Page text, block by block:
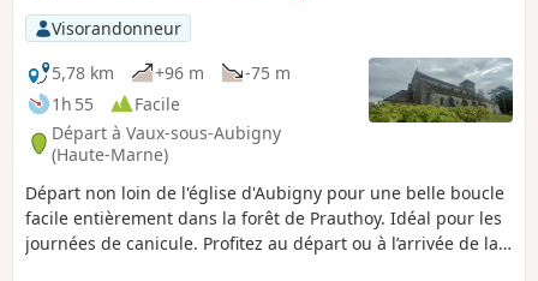
Visorandonneur
5,78 km
+96 m
-75 m
1h 55
Facile
Départ à Vaux-sous-Aubigny
(Haute-Marne)
Départ non loin de l'église d'Aubigny pour une belle boucle
facile entièrement dans la forêt de Prauthoy. Idéal pour les
journées de canicule. Profitez au départ ou à l’arrivée de la